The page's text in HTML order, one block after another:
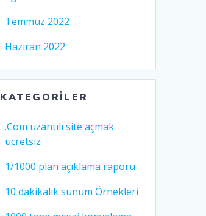
Temmuz 2022
Haziran 2022
KATEGORILER
.Com uzantılı site açmak
ücretsiz
1/1000 plan açıklama raporu
10 dakikalık sunum Örnekleri